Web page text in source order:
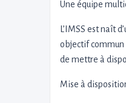
Une équipe
L’IMSS est naît
objectif commun
de mettre à
Mise à